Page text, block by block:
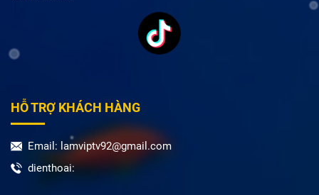
HỖ TRỢ KHÁCH HÀNG
Email: lamviptv92@gmail.com
dienthoai: